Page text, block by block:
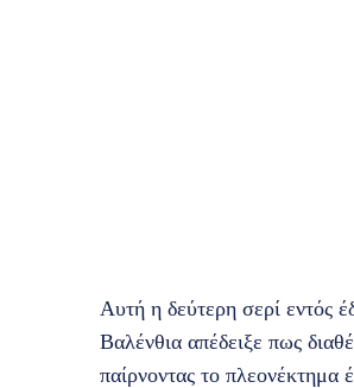
Αυτή η δεύτερη σερί εντός
Βαλένθια απέδειξε πως
παίρνοντας το πλεονέκτημα